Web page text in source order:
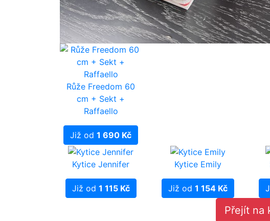
Růže Freedom 60
cm + Sekt +
Raffaello
Již od 1 690 Kč
Kytice Jennifer
Již od 1 115 Kč
Kytice Emily
Již od 1 154 Kč
Přejít na